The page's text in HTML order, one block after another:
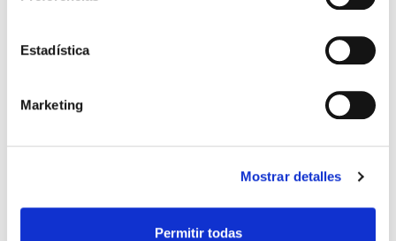
Estadística
Marketing
Mostrar detalles
Permitir todas